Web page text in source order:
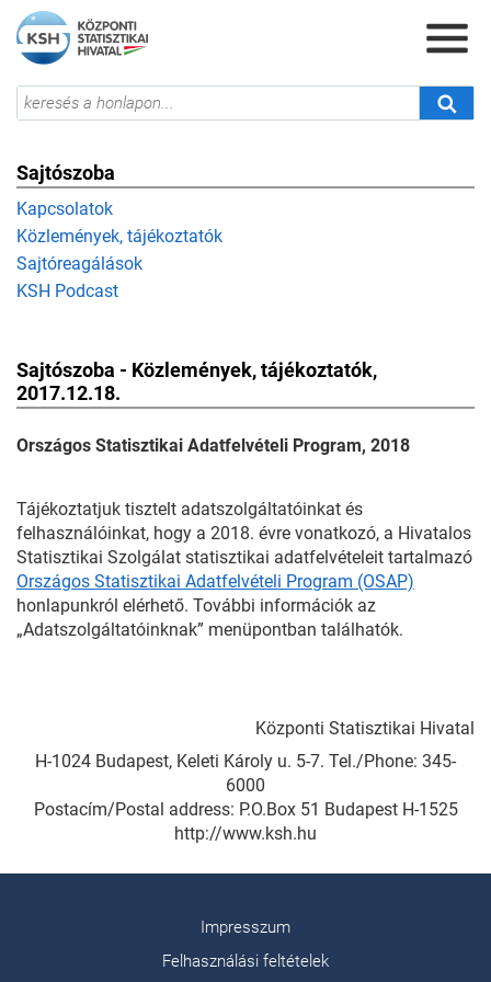
Sajtószoba
Kapcsolatok
Közlemények, tájékoztatók
Sajtóreagálások
KSH Podcast
Sajtószoba - Közlemények, tájékoztatók,
2017.12.18.
Országos Statisztikai Adatfelvételi Program, 2018
Tájékoztatjuk tisztelt adatszolgáltatóinkat és
felhasználóinkat, hogy a 2018. évre vonatkozó, a Hivatalos
Statisztikai Szolgálat statisztikai adatfelvételeit tartalmazó
Országos Statisztikai Adatfelvételi Program (OSAP)
honlapunkról elérhető. További információk az
„Adatszolgáltatóinknak” menüpontban találhatók.
Központi Statisztikai Hivatal
H-1024 Budapest, Keleti Károly u. 5-7. Tel./Phone: 345-
6000
Postacím/Postal address: P.O.Box 51 Budapest H-1525
http://www.ksh.hu
Impresszum
Felhasználási feltételek